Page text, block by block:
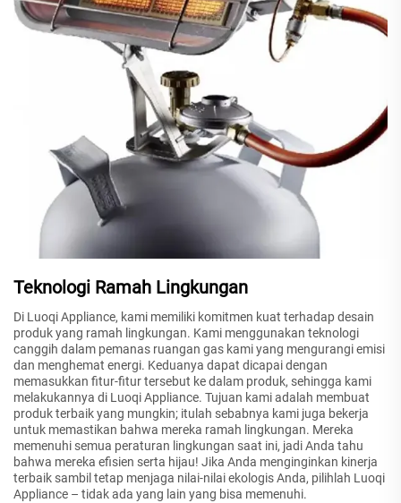
Teknologi Ramah Lingkungan
Di Luoqi Appliance, kami memiliki komitmen kuat terhadap desain
produk yang ramah lingkungan. Kami menggunakan teknologi
canggih dalam pemanas ruangan gas kami yang mengurangi emisi
dan menghemat energi. Keduanya dapat dicapai dengan
memasukkan fitur-fitur tersebut ke dalam produk, sehingga kami
melakukannya di Luoqi Appliance. Tujuan kami adalah membuat
produk terbaik yang mungkin; itulah sebabnya kami juga bekerja
untuk memastikan bahwa mereka ramah lingkungan. Mereka
memenuhi semua peraturan lingkungan saat ini, jadi Anda tahu
bahwa mereka efisien serta hijau! Jika Anda menginginkan kinerja
terbaik sambil tetap menjaga nilai-nilai ekologis Anda, pilihlah Luoqi
Appliance – tidak ada yang lain yang bisa memenuhi.